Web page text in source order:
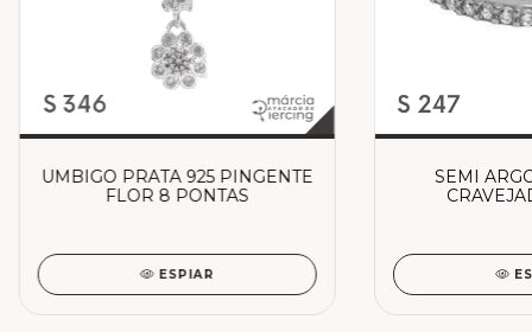
UMBIGO PRATA 925 PINGENTE
FLOR 8 PONTAS
ESPIAR
SEMI